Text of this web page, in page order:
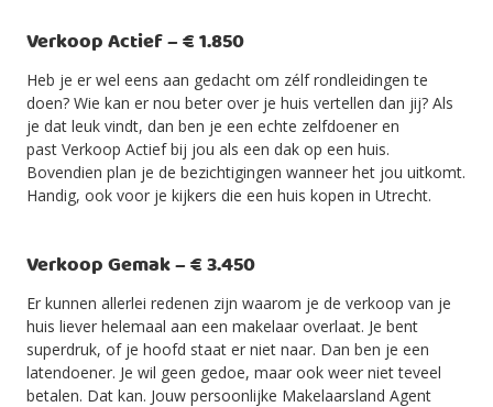
Verkoop Actief – € 1.850
Heb je er wel eens aan gedacht om zélf rondleidingen te
doen? Wie kan er nou beter over je huis vertellen dan jij? Als
je dat leuk vindt, dan ben je een echte zelfdoener en
past Verkoop Actief bij jou als een dak op een huis.
Bovendien plan je de bezichtigingen wanneer het jou uitkomt.
Handig, ook voor je kijkers die een huis kopen in Utrecht.
Verkoop Gemak – € 3.450
Er kunnen allerlei redenen zijn waarom je de verkoop van je
huis liever helemaal aan een makelaar overlaat. Je bent
superdruk, of je hoofd staat er niet naar. Dan ben je een
latendoener. Je wil geen gedoe, maar ook weer niet teveel
betalen. Dat kan. Jouw persoonlijke Makelaarsland Agent